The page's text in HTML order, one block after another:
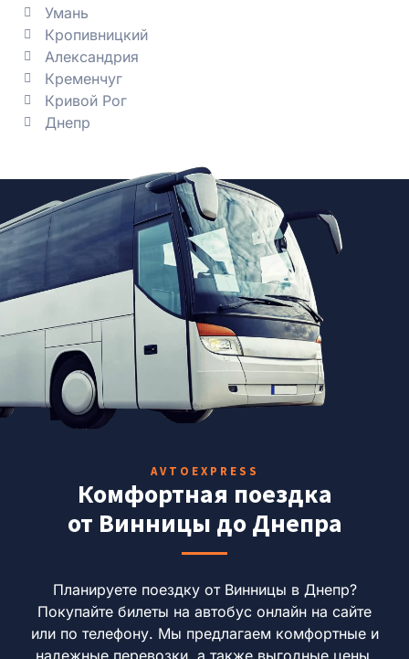
Умань
Кропивницкий
Александрия
Кременчуг
Кривой Рог
Днепр
AVTOEXPRESS
Комфортная поездка
от Винницы до Днепра
Планируете поездку от Винницы в Днепр?
Покупайте билеты на автобус онлайн на сайте
или по телефону. Мы предлагаем комфортные и
надежные перевозки, а также выгодные цены.